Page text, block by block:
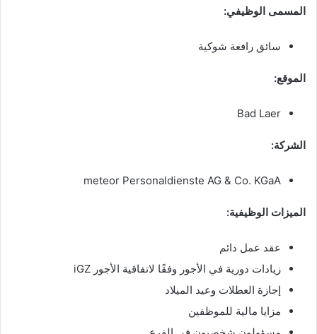
المسمى الوظيفي:
سائق رافعة شوكية
الموقع:
Bad Laer
الشركة:
meteor Personaldienste AG & Co. KGaA
الميزات الوظيفية:
عقد عمل دائم
زيادات دورية في الأجور وفقًا لاتفاقية الأجور iGZ
إجازة العطلات وعيد الميلاد
مزايا مالية للموظفين